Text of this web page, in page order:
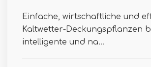
Einfache, wirtschaftliche und
Kaltwetter-Deckungspflanzen
intelligente und na...